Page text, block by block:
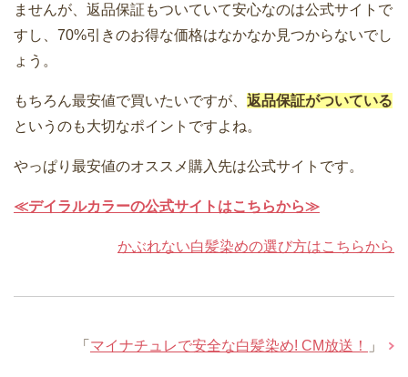
ませんが、返品保証もついていて安心なのは公式サイトで
すし、70%引きのお得な価格はなかなか見つからないでし
ょう。
もちろん最安値で買いたいですが、 返品保証がついている
というのも大切なポイントですよね。
やっぱり最安値のオススメ購入先は公式サイトです。
≪デイラルカラーの公式サイトはこちらから≫
かぶれない白髪染めの選び方はこちらから
「 マイナチュレで安全な白髪染め! CM放送！ 」